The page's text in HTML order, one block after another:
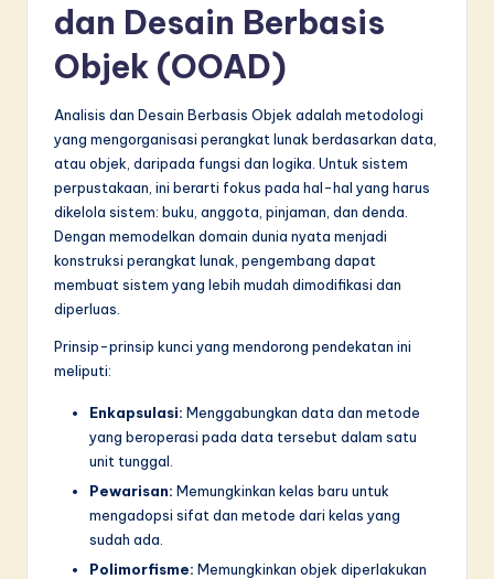
&
o
w
dan Desain Berbasis
Objek (OOAD)
Analisis dan Desain Berbasis Objek adalah metodologi
yang mengorganisasi perangkat lunak berdasarkan data,
atau objek, daripada fungsi dan logika. Untuk sistem
perpustakaan, ini berarti fokus pada hal-hal yang harus
dikelola sistem: buku, anggota, pinjaman, dan denda.
Dengan memodelkan domain dunia nyata menjadi
konstruksi perangkat lunak, pengembang dapat
membuat sistem yang lebih mudah dimodifikasi dan
diperluas.
Prinsip-prinsip kunci yang mendorong pendekatan ini
meliputi:
Enkapsulasi: Menggabungkan data dan metode
yang beroperasi pada data tersebut dalam satu
unit tunggal.
Pewarisan: Memungkinkan kelas baru untuk
mengadopsi sifat dan metode dari kelas yang
sudah ada.
Polimorfisme: Memungkinkan objek diperlakukan